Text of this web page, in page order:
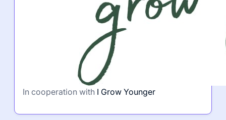
In cooperation with I Grow Younger